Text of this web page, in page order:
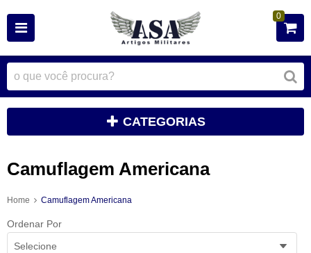
0
CATEGORIAS
Camuflagem Americana
Home Camuflagem Americana
Ordenar Por
Selecione